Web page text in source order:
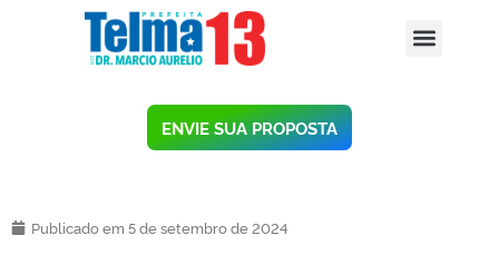
ENVIE SUA PROPOSTA
Publicado em 5 de setembro de 2024